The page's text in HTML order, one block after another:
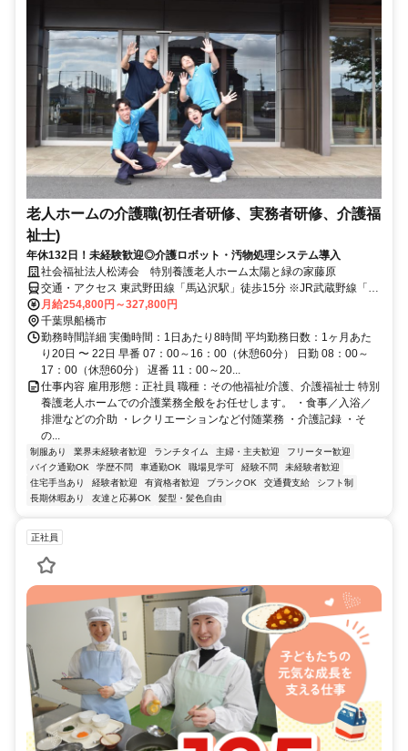
老人ホームの介護職(初任者研修、実務者研修、介護福
祉士)
年休132日！未経験歓迎◎介護ロボット・汚物処理システム導入
社会福祉法人松涛会 特別養護老人ホーム太陽と緑の家藤原
交通・アクセス 東武野田線「馬込沢駅」徒歩15分 ※JR武蔵野線「船
橋法典駅」からバス10分
月給254,800円～327,800円
千葉県船橋市
勤務時間詳細 実働時間：1日あたり8時間 平均勤務日数：1ヶ月あた
り20日 〜 22日 早番 07：00～16：00（休憩60分） 日勤 08：00～
17：00（休憩60分） 遅番 11：00～20...
仕事内容 雇用形態：正社員 職種：その他福祉/介護、介護福祉士 特別
養護老人ホームでの介護業務全般をお任せします。 ・食事／入浴／
排泄などの介助 ・レクリエーションなど付随業務 ・介護記録 ・そ
の...
制服あり 業界未経験者歓迎 ランチタイム 主婦・主夫歓迎
フリーター歓迎
バイク通勤OK
学歴不問 車通勤OK 職場見学可 経験不問
未経験者歓迎
住宅手当あり
経験者歓迎 有資格者歓迎 ブランクOK 交通費支給
シフト制
長期休暇あり
友達と応募OK 髪型・髪色自由
正社員